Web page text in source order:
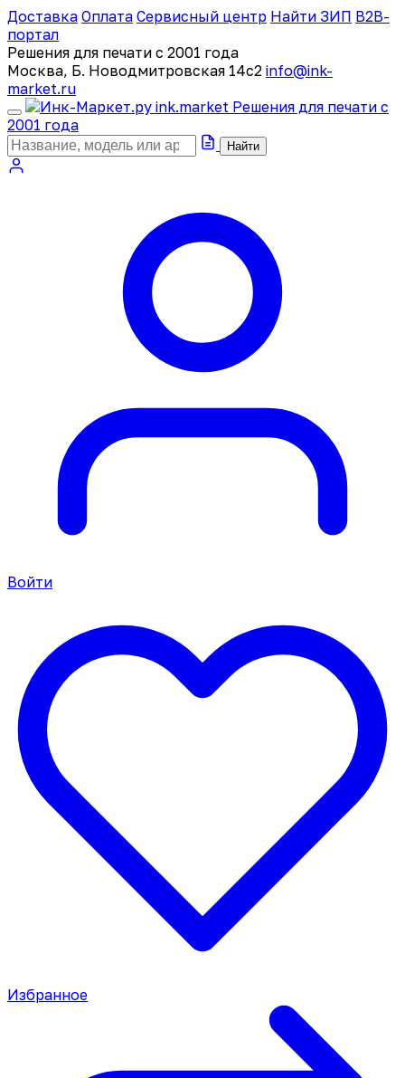
Доставка Оплата Сервисный центр Найти ЗИП B2B-
портал
Решения для печати с 2001 года
Москва, Б. Новодмитровская 14с2 info@ink-
market.ru
ink.market Решения для печати с
2001 года
Найти
Войти
Избранное